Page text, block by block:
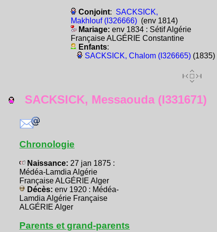
Conjoint: SACKSICK,
Makhlouf (I326666)(env 1814)
Mariage: env 1834 : Sétif Algérie
Française ALGÉRIE Constantine
Enfants:
SACKSICK, Chalom (I326665)(1835)
SACKSICK, Messaouda (I331671)
Chronologie
Naissance: 27 jan 1875 :
Médéa-Lamdia Algérie
Française ALGÉRIE Alger
Décès: env 1920 : Médéa-
Lamdia Algérie Française
ALGÉRIE Alger
Parents et grand-parents